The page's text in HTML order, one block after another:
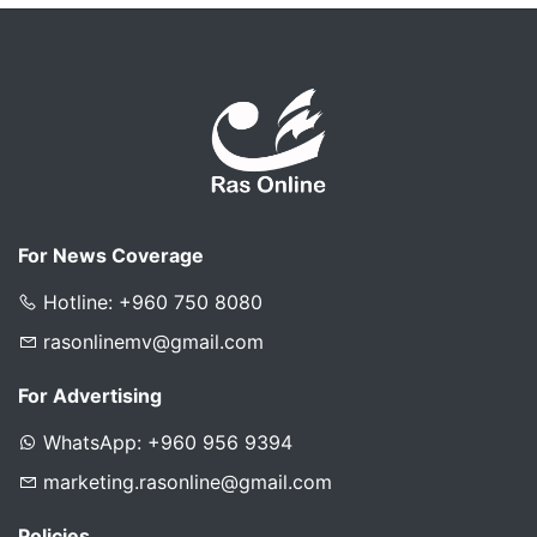
For News Coverage
Hotline: +960 750 8080
rasonlinemv@gmail.com
For Advertising
WhatsApp: +960 956 9394
marketing.rasonline@gmail.com